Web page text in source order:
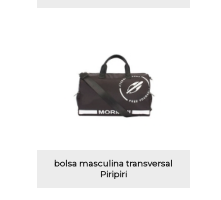
bolsa masculina transversal
Piripiri